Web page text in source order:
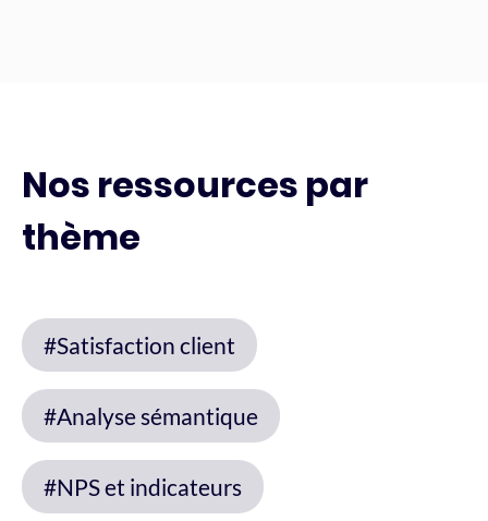
Nos ressources par
thème
#Satisfaction client
#Analyse sémantique
#NPS et indicateurs